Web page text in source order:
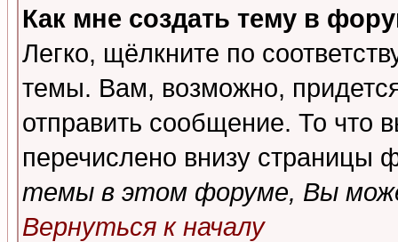
Как мне создать тему в
Легко, щёлкните по
темы. Вам, возможно,
отправить сообщение. То что
перечислено внизу страницы
темы в этом форуме, Вы
Вернуться к началу